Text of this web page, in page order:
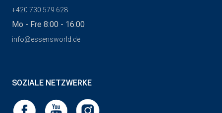
+420 730 579 628
Mo - Fre 8:00 - 16:00
info@essensworld.de
SOZIALE NETZWERKE